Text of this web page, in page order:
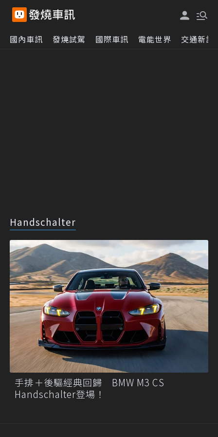
國內車訊 發燒試駕 國際車訊 電能世界 交通新訊
Handschalter
手排＋後驅經典回歸 BMW M3 CS
Handschalter登場！